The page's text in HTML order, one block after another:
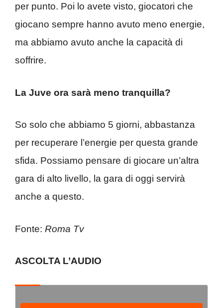
per punto. Poi lo avete visto, giocatori che
giocano sempre hanno avuto meno energie,
ma abbiamo avuto anche la capacità di
soffrire.
La Juve ora sarà meno tranquilla?
So solo che abbiamo 5 giorni, abbastanza
per recuperare l’energie per questa grande
sfida. Possiamo pensare di giocare un’altra
gara di alto livello, la gara di oggi servirà
anche a questo.
Fonte: Roma Tv
ASCOLTA L’AUDIO